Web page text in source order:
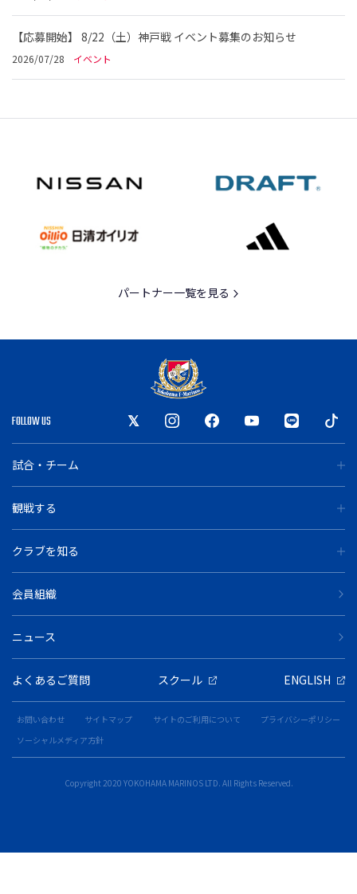
【応募開始】 8/22（土）神戸戦 イベント募集のお知らせ
2026/07/28 イベント
パートナー一覧を見る
FOLLOW US
試合・チーム
観戦する
クラブを知る
会員組織
ニュース
よくあるご質問 スクール ENGLISH
お問い合わせ サイトマップ サイトのご利用について
プライバシーポリシー
ソーシャルメディア方針
Copyright 2020 YOKOHAMA MARINOS LTD. All Rights Reserved.